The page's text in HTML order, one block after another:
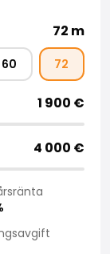
72 m
60 72
1 900 €
4 000 €